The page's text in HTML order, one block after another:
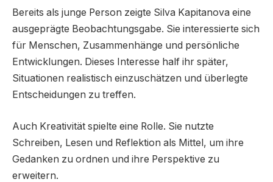
Bereits als junge Person zeigte Silva Kapitanova eine
ausgeprägte Beobachtungsgabe. Sie interessierte sich
für Menschen, Zusammenhänge und persönliche
Entwicklungen. Dieses Interesse half ihr später,
Situationen realistisch einzuschätzen und überlegte
Entscheidungen zu treffen.
Auch Kreativität spielte eine Rolle. Sie nutzte
Schreiben, Lesen und Reflektion als Mittel, um ihre
Gedanken zu ordnen und ihre Perspektive zu
erweitern.